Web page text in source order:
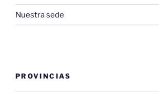
Nuestra sede
PROVINCIAS